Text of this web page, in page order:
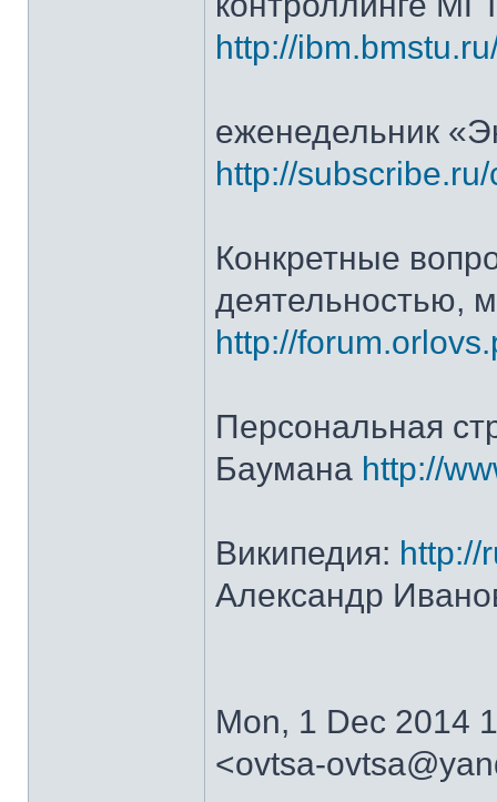
http://
еженедельник
http://
Конкретные
деятельностью,
http://
Персональная
Баумана http://
Википедия: http://
Александр
Mon, 1 Dec 2014
<ovtsa-